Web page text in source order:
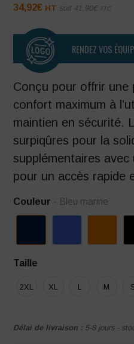
34,92€ HT soit 41,90€ TTC
RENDEZ VOS
Conçu pour offrir une
confort maximum à
maintien en sécurité.
surpiqûres pour la
supplémentaires
pour un accès rapide
Couleur - Bleu marine
Taille
2XL XL L M
Délai de livraison : 5-8 jours -